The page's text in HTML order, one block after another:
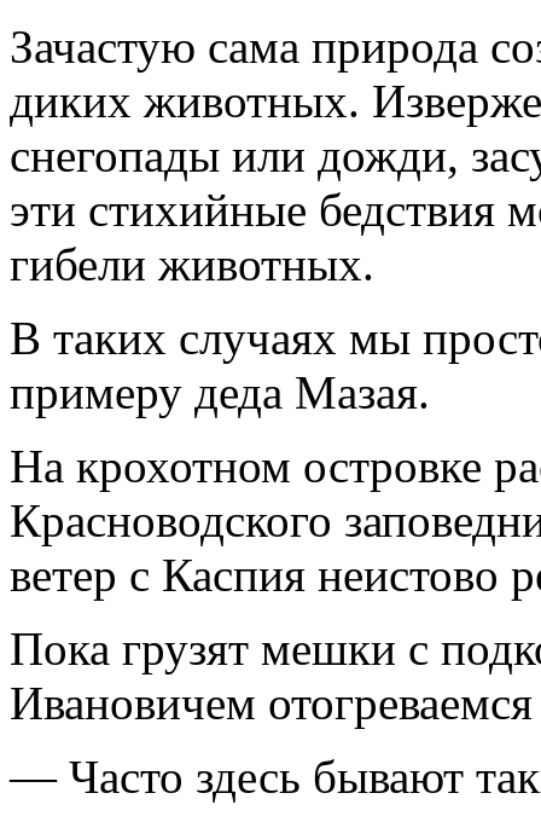
Зачастую сама природа
диких животных.
снегопады или дожди,
эти стихийные бедствия
гибели животных.
В таких случаях мы
примеру деда Мазая.
На крохотном островке
Красноводского
ветер с Каспия неистово
Пока грузят мешки с
Ивановичем
— Часто здесь бывают